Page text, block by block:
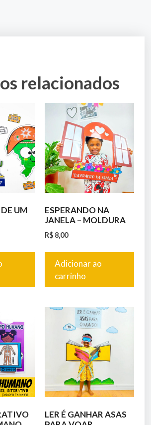
relacionados
UM
ESPERANDO NA
JANELA – MOLDURA
R$ 8,00
Adicionar ao
carrinho
LER É GANHAR ASAS